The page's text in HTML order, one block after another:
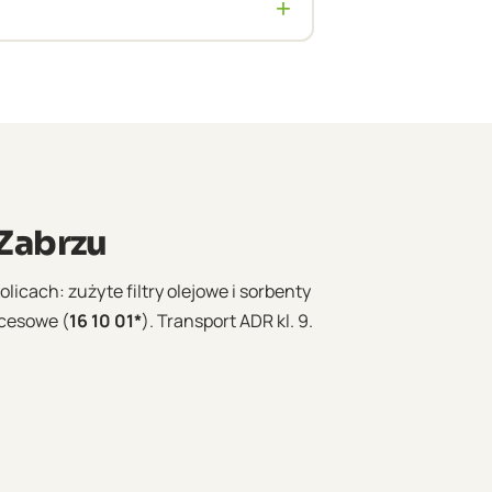
+
zużyte filtry olejowe i sorbenty
(16 10 01*). Transport ADR kl. 9.